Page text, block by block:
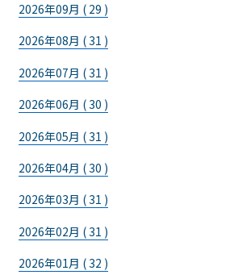
2026年09月 ( 29 )
2026年08月 ( 31 )
2026年07月 ( 31 )
2026年06月 ( 30 )
2026年05月 ( 31 )
2026年04月 ( 30 )
2026年03月 ( 31 )
2026年02月 ( 31 )
2026年01月 ( 32 )